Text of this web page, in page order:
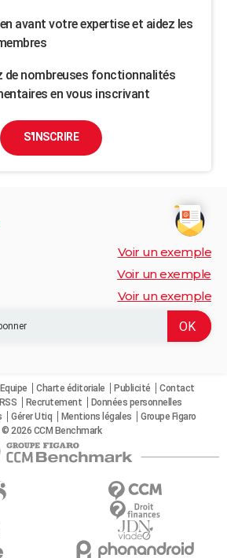
avant votre expertise et aidez les
de nombreuses fonctionnalités
en vous inscrivant
S'INSCRIRE
Voir un exemple
Voir un exemple
Voir un exemple
Equipe Charte éditoriale Publicité
Contact
RSS Recrutement
Données personnelles
Gérer Utiq Mentions légales
Groupe Figaro
© 2026 CCM Benchmark